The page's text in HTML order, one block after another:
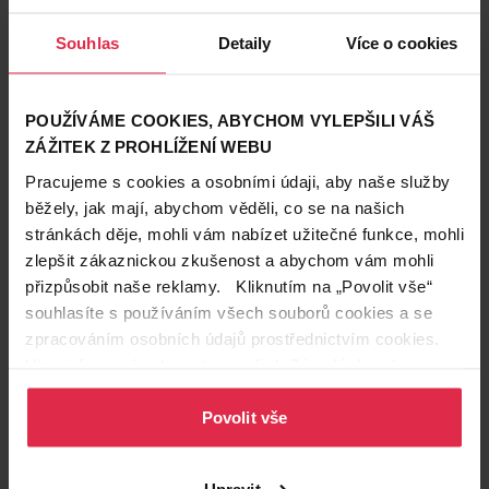
Souhlas Detaily Více o cookies
POUŽÍVÁME COOKIES, ABYCHOM VYLEPŠILI VÁŠ
ZÁŽITEK Z PROHLÍŽENÍ WEBU
Pracujeme s cookies a osobními údaji, aby naše služby
běžely, jak mají, abychom věděli, co se na našich
stránkách děje, mohli vám nabízet užitečné funkce, mohli
zlepšit zákaznickou zkušenost a abychom vám mohli
přizpůsobit naše reklamy. Kliknutím na „Povolit vše“
souhlasíte s používáním všech souborů cookies a se
zpracováním osobních údajů prostřednictvím cookies.
osobních údajů.
Povolit vše
Krásné vlasy
25. 5. 2026
Kondicionér, balzám nebo maska: Kdy a proč je
používat?
Na použití šamponu není co objevovat, ale jak se popasovat s
dalšími členy poměrně široké rodiny zvané vlasová kosmetika?